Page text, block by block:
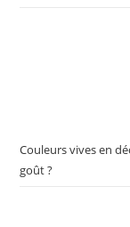
Couleurs vives en
goût ?